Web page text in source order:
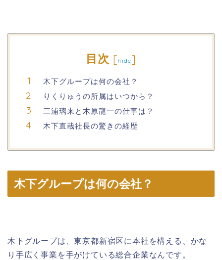
目次 [hide]
木下グループは何の会社？
りくりゅうの所属はいつから？
三浦璃来と木原龍一の仕事は？
木下直哉社長の驚きの経歴
木下グループは何の会社？
木下グループは、東京都新宿区に本社を構える、かな
り手広く事業を手がけている総合企業なんです。